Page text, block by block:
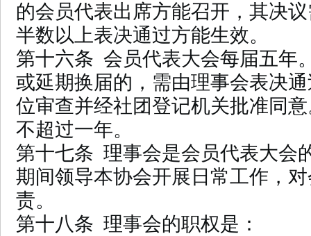
的会员代表出席方能召开，其决
半数以上表决通过方能生效。
第十六条 会员代表大会每届五年
或延期换届的，需由理事会表决
位审查并经社团登记机关批准同
不超过一年。
第十七条 理事会是会员代表大会
期间领导本协会开展日常工作，
责。
第十八条 理事会的职权是：